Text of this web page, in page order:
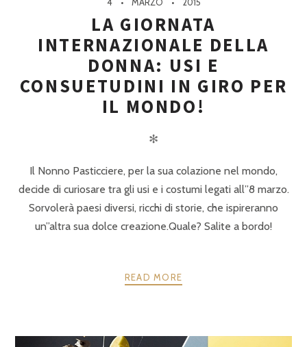
LA GIORNATA
INTERNAZIONALE DELLA
DONNA: USI E
CONSUETUDINI IN GIRO PER
IL MONDO!
✻
Il Nonno Pasticciere, per la sua colazione nel mondo,
decide di curiosare tra gli usi e i costumi legati all”8 marzo.
Sorvolerà paesi diversi, ricchi di storie, che ispireranno
un”altra sua dolce creazione.Quale? Salite a bordo!
READ MORE